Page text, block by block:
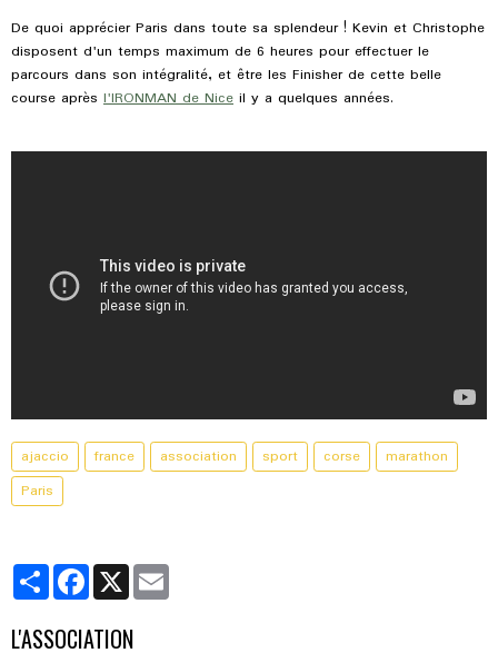
De quoi apprécier Paris dans toute sa splendeur ! Kevin et Christophe
disposent d'un temps maximum de 6 heures pour effectuer le
parcours dans son intégralité, et être les Finisher de cette belle
course après l'IRONMAN de Nice il y a quelques années.
ajaccio france association sport corse
marathon
Paris
PartagerFacebook
X
L'ASSOCIATION